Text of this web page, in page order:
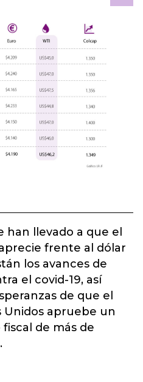
han llevado a que el
frente al dólar
los avances de
el covid-19, así
de que el
Unidos apruebe un
de más de